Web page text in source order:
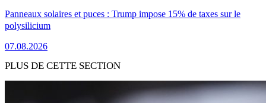
Panneaux solaires et puces : Trump impose 15% de taxes sur le
polysilicium
07.08.2026
PLUS DE CETTE SECTION